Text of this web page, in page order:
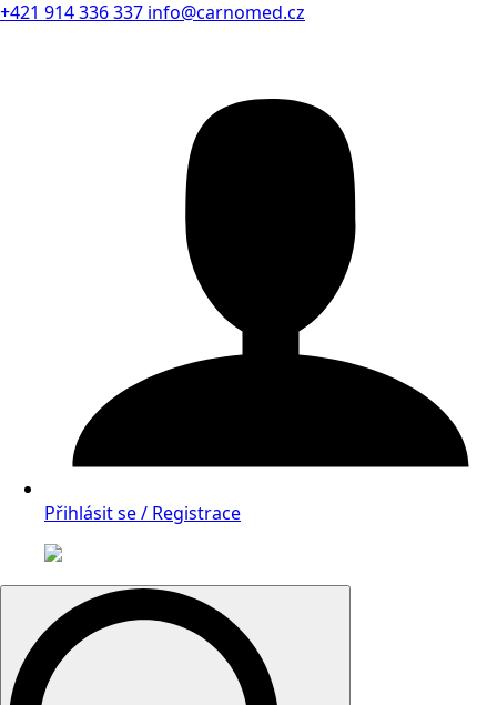
+421 914 336 337 info@carnomed.cz
Přihlásit se / Registrace
Search